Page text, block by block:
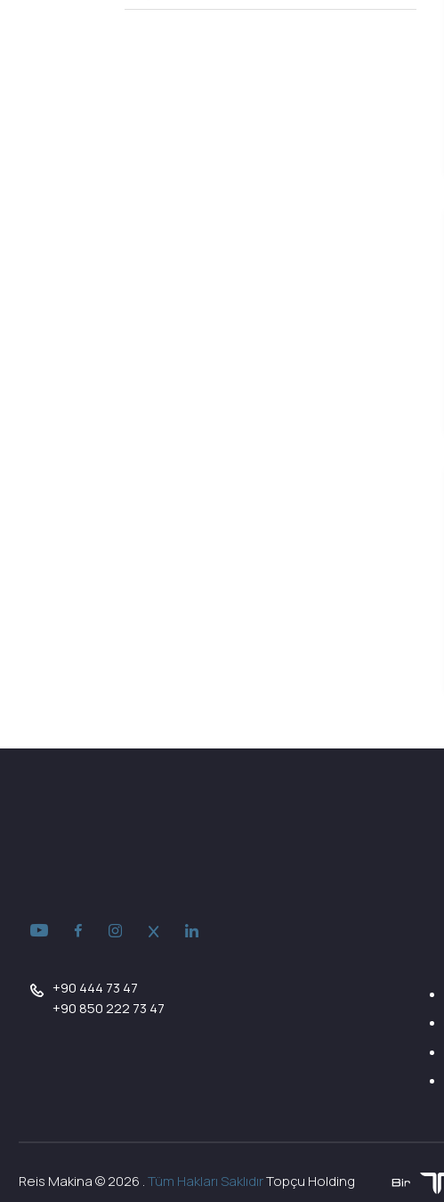
+90 444 73 47
+90 850 222 73 47
Reis Makina ©2026 .Tüm Hakları SaklıdırTopçu Holding